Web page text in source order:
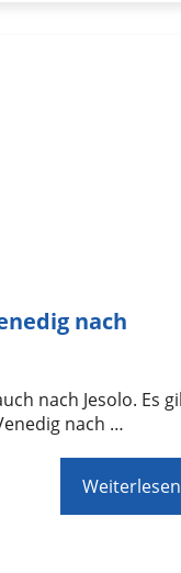
nach
nach Jesolo. Es
nach …
Weiterlesen